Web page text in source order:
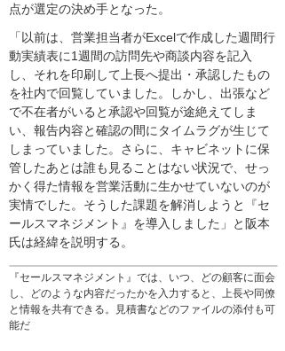
『セールスマネジメント』では、いつ、どの顧客に面会
し、どのような内容だったかを入力すると、上長や同僚
と情報を共有できる。見積書などのファイルの添付も可
能だ
点が選定の決め手となった。
「以前は、営業担当者がExcelで作成した週間行
動実績表に1週間の訪問先や商談内容を記入
し、それを印刷して上長へ提出・承認したもの
を社内で回覧していました。しかし、出張など
で不在者がいると承認や回覧が途絶えてしま
い、報告内容と確認の間にタイムラグが生じて
しまっていました。さらに、キャビネットに保
管したあとは誰も見ることはない状況で、せっ
かく得た情報を営業活動に生かせていないのが
実情でした。そうした課題を解消しようと『セ
ールスマネジメント』を導入しました」と阪本
氏は経緯を説明する。